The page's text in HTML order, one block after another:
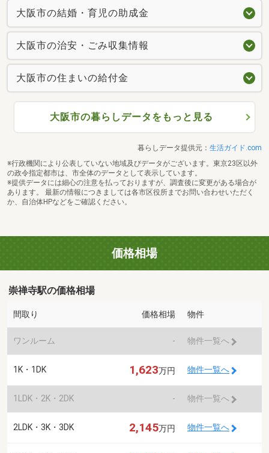
大阪市の結婚・育児の助成金
大阪市の治安・ごみ収集情報
大阪市の住まいの給付金
大阪市の暮らしデータをもっと見る
暮らしデータ提供元： 生活ガイド.com
※行政機関により公表していない地域及びデータがございます。東京23区以外
の政令指定都市は、市全体のデータとして表示しています。
※提供データには細心の注意を払っておりますが、調査後に変更がある場合が
あります。 最新の情報につきましては各市区役所までお問い合わせいただく
か、自治体HPなどをご確認ください。
価格相場
崇禅寺駅の価格相場
間取り 価格相場 物件
ワンルーム - 物件一覧へ
1K・1DK 1,623万円 物件一覧へ
1LDK・2K・2DK - 物件一覧へ
2LDK・3K・3DK 2,145万円 物件一覧へ